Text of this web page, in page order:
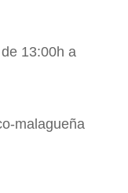
13:00h a
malagueña